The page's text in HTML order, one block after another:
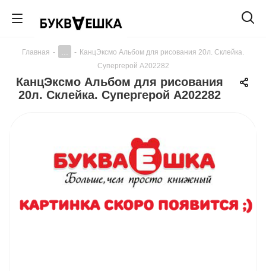
Главная - - КанцЭксмо Альбом для рисования 20л. Склейка.
Супергерой А202282
КанцЭксмо Альбом для рисования
20л. Склейка. Супергерой А202282